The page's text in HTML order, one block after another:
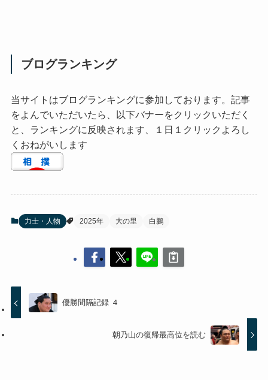
ブログランキング
当サイトはブログランキングに参加しております。記事
をよんでいただいたら、以下バナーをクリックいただく
と、ランキングに反映されます、１日１クリックよろし
くおねがいします
力士・人物 2025年 大の里 白鵬
優勝間隔記録 ４
朝乃山の復帰最高位を読む